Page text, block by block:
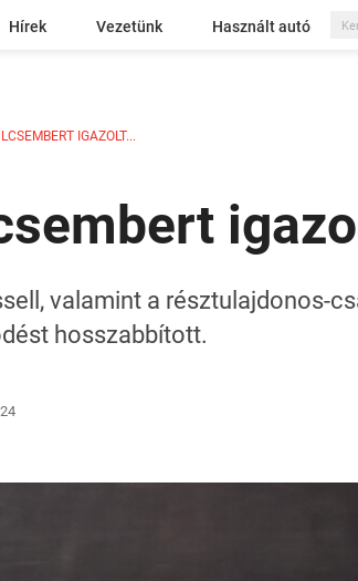
Hírek Vezetünk Használt autó
IGAZOLT...
valamint a résztulajdonos-
hosszabbított.